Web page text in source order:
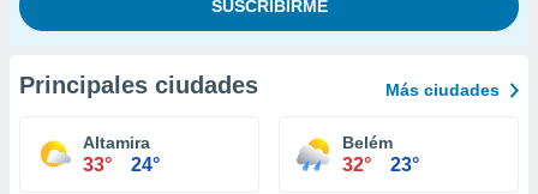
Principales ciudades Más ciudades
Altamira
33° 24°
Belém
32° 23°